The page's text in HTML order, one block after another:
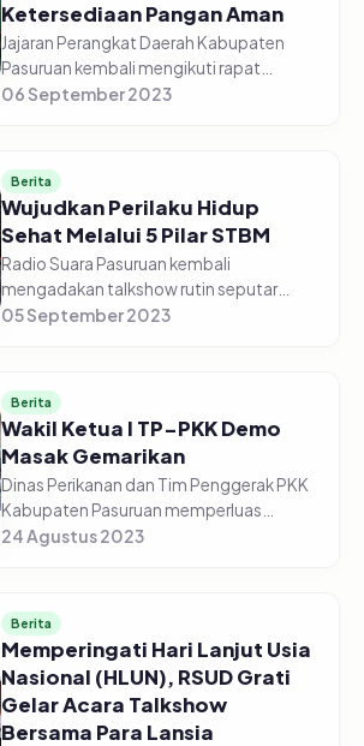
Ketersediaan Pangan Aman
Jajaran Perangkat Daerah Kabupaten
Pasuruan kembali mengikuti rapat
koordinasi pengendalian inflasi daerah
Dinas...
06 September 2023
Berita
Wujudkan Perilaku Hidup
Sehat Melalui 5 Pilar STBM
Radio Suara Pasuruan kembali
mengadakan talkshow rutin seputar
kesehatan, bekerja sama dengan Dinas
to...
05 September 2023
Berita
Wakil Ketua I TP-PKK Demo
Masak Gemarikan
Dinas Perikanan dan Tim Penggerak PKK
Kabupaten Pasuruan memperluas
kampanye Gemarikan (Gerakan
Pasuruan pad...
24 Agustus 2023
Berita
Memperingati Hari Lanjut Usia
Nasional (HLUN), RSUD Grati
Gelar Acara Talkshow
Bersama Para Lansia